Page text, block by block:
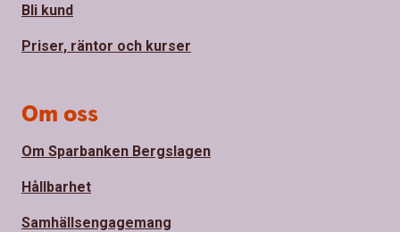
Bli kund
Priser, räntor och kurser
Om oss
Om Sparbanken Bergslagen
Hållbarhet
Samhällsengagemang